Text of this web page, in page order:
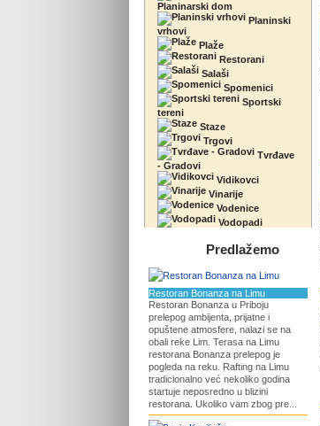
Planinarski dom
Planinski
vrhovi
Plaže
Restorani
Salaši
Spomenici
Sportski
tereni
Staze
Trgovi
Tvrđave
- Gradovi
Vidikovci
Vinarije
Vodenice
Vodopadi
Predlažemo
Restoran Bonanza na Limu
Restoran Bonanza u Priboju
prelepog ambijenta, prijatne i
opuštene atmosfere, nalazi se na
obali reke Lim. Terasa na Limu
restorana Bonanza prelepog je
pogleda na reku. Rafting na Limu
tradicionalno već nekoliko godina
startuje neposredno u blizini
restorana. Ukoliko vam zbog pre...